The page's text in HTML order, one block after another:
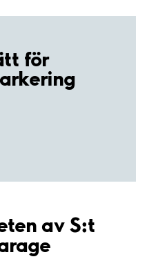
för
av S:t